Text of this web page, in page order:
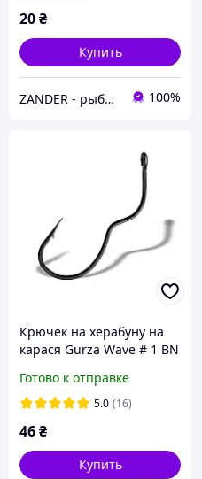
20₴
Купить
ZANDER - рыболовный интернет-магазин 100%
Крючек на херабуну на
карася Gurza Wave # 1 BN
Готово к отправке
5.0 (16)
46₴
Купить